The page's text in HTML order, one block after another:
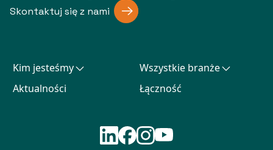
Skontaktuj się z nami
Kim jesteśmy
Aktualności
Wszystkie branże
Łączność